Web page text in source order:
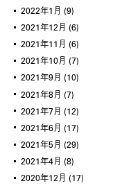
2022年1月 (9)
2021年12月 (6)
2021年11月 (6)
2021年10月 (7)
2021年9月 (10)
2021年8月 (7)
2021年7月 (12)
2021年6月 (17)
2021年5月 (29)
2021年4月 (8)
2020年12月 (17)